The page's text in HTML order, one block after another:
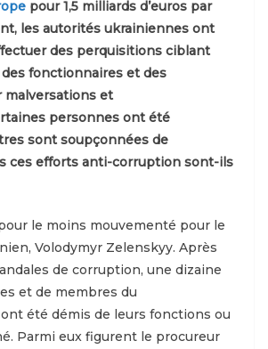
pour 1,5 milliards d’euros par
les autorités ukrainiennes ont
des perquisitions ciblant
fonctionnaires et des
malversations et
personnes ont été
sont soupçonnées de
ces efforts anti-corruption sont-ils
le moins mouvementé pour le
Volodymyr Zelenskyy. Après
de corruption, une dizaine
et de membres du
été démis de leurs fonctions ou
Parmi eux figurent le procureur